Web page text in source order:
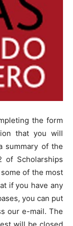
the form
that you will
summary of the
of Scholarships
of the most
if you have any
you can put
our e-mail. The